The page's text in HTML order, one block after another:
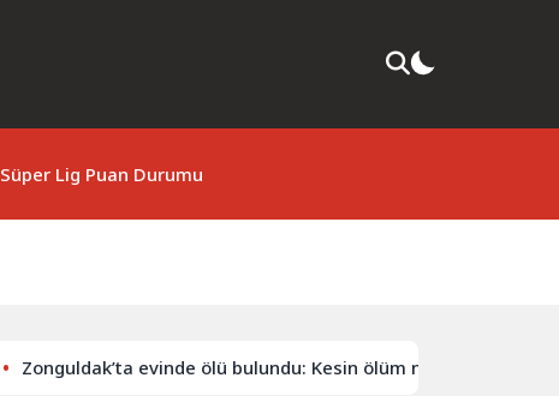
Süper Lig Puan Durumu
Zonguldak’ta evinde ölü bulundu: Kesin ölüm nedeni otopsiyle